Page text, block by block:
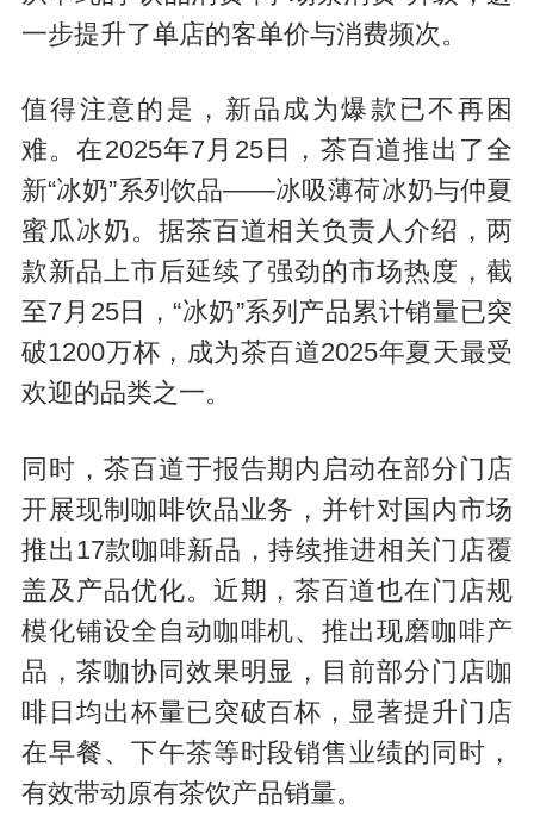
一步提升了单店的客单价与消费频次。
值得注意的是，新品成为爆款已不再困
难。在2025年7月25日，茶百道推出了全
新“冰奶”系列饮品——冰吸薄荷冰奶与仲夏
蜜瓜冰奶。据茶百道相关负责人介绍，两
款新品上市后延续了强劲的市场热度，截
至7月25日，“冰奶”系列产品累计销量已突
破1200万杯，成为茶百道2025年夏天最受
欢迎的品类之一。
同时，茶百道于报告期内启动在部分门店
开展现制咖啡饮品业务，并针对国内市场
推出17款咖啡新品，持续推进相关门店覆
盖及产品优化。近期，茶百道也在门店规
模化铺设全自动咖啡机、推出现磨咖啡产
品，茶咖协同效果明显，目前部分门店咖
啡日均出杯量已突破百杯，显著提升门店
在早餐、下午茶等时段销售业绩的同时，
有效带动原有茶饮产品销量。